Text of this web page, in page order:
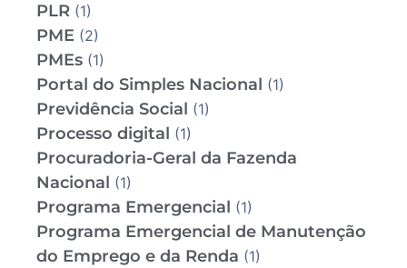
PLR (1)
PME (2)
PMEs (1)
Portal do Simples Nacional (1)
Previdência Social (1)
Processo digital (1)
Procuradoria-Geral da Fazenda
Nacional (1)
Programa Emergencial (1)
Programa Emergencial de Manutenção
do Emprego e da Renda (1)